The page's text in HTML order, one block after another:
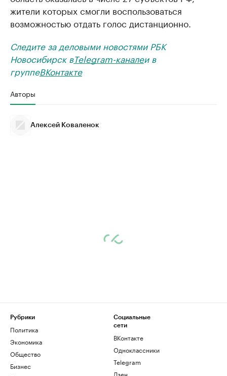
жители которых смогли воспользоваться
возможностью отдать голос дистанционно.
Следите за деловыми новостями РБК
Новосибирск вTelegram-каналеи в
группеВКонтакте
Авторы
Алексей Коваленок
Рубрики
Политика
Экономика
Общество
Бизнес
Социальные
сети
ВКонтакте
Одноклассники
Telegram
Дзен